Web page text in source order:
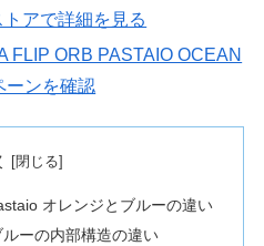
アで詳細を見る
FLIP ORB PASTAIO OCEAN
ーンを確認
オレンジとブルーの違い
ーの内部構造の違い